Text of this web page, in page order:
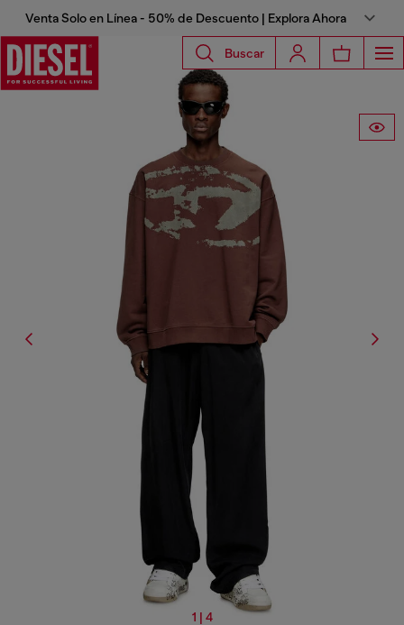
Venta Solo en Línea - 50% de Descuento | Explora Ahora
Buscar
1 | 4